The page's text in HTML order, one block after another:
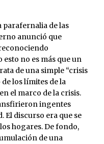
parafernalia de las
anunció que
esto no es más que un
de una simple “crisis
los límites de la
el marco de la crisis.
ingentes
El discurso era que se
hogares. De fondo,
de una